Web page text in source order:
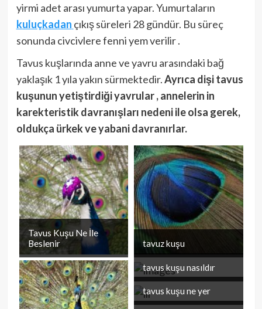
yirmi adet arası yumurta yapar. Yumurtaların
kuluçkadan çıkış süreleri 28 gündür. Bu süreç
sonunda civcivlere fenni yem verilir .
Tavus kuşlarında anne ve yavru arasındaki bağ
yaklaşık 1 yıla yakın sürmektedir.Ayrıca dişi tavus
kuşunun yetiştirdiği yavrular , annelerin in
karekteristik davranışları nedeni ile olsa gerek,
oldukça ürkek ve yabani davranırlar.
Tavus Kuşu Ne İle
Beslenir
tavuz kuşu
tavus kuşu nasıldır
tavus kuşu ne yer
Kırmızı
Pheasant